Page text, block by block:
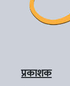
प्रकाशक